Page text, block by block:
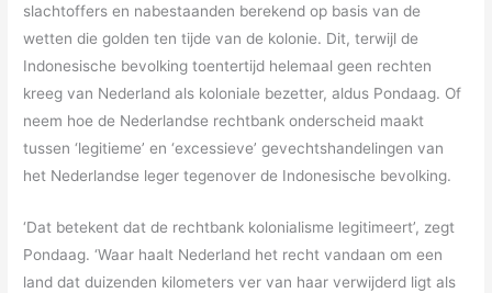
slachtoffers en nabestaanden berekend op basis van de
wetten die golden ten tijde van de kolonie. Dit, terwijl de
Indonesische bevolking toentertijd helemaal geen rechten
kreeg van Nederland als koloniale bezetter, aldus Pondaag. Of
neem hoe de Nederlandse rechtbank onderscheid maakt
tussen ‘legitieme’ en ‘excessieve’ gevechtshandelingen van
het Nederlandse leger tegenover de Indonesische bevolking.
‘Dat betekent dat de rechtbank kolonialisme legitimeert’, zegt
Pondaag. ‘Waar haalt Nederland het recht vandaan om een
land dat duizenden kilometers ver van haar verwijderd ligt als